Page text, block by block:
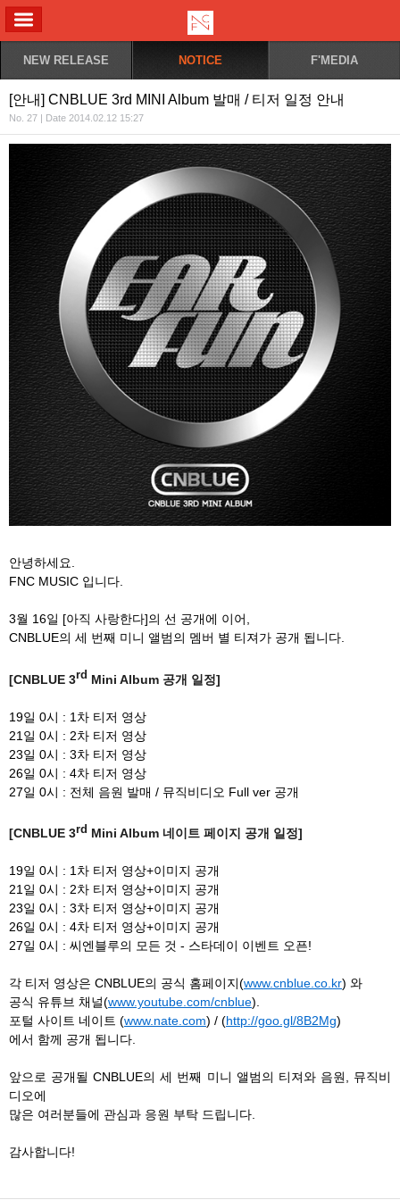
NEW RELEASE NOTICE F'MEDIA
[안내] CNBLUE 3rd MINI Album 발매 / 티저 일정 안내
No. 27 | Date 2014.02.12 15:27
안녕하세요.
FNC MUSIC 입니다.
3월 16일 [아직 사랑한다]의 선 공개에 이어,
CNBLUE의 세 번째 미니 앨범의 멤버 별 티져가 공개 됩니다.
[CNBLUE 3rd Mini Album 공개 일정]
19일 0시 : 1차 티저 영상
21일 0시 : 2차 티저 영상
23일 0시 : 3차 티저 영상
26일 0시 : 4차 티저 영상
27일 0시 : 전체 음원 발매 / 뮤직비디오 Full ver 공개
[CNBLUE 3rd Mini Album 네이트 페이지 공개 일정]
19일 0시 : 1차 티저 영상+이미지 공개
21일 0시 : 2차 티저 영상+이미지 공개
23일 0시 : 3차 티저 영상+이미지 공개
26일 0시 : 4차 티저 영상+이미지 공개
27일 0시 : 씨엔블루의 모든 것 - 스타데이 이벤트 오픈!
각 티저 영상은 CNBLUE의 공식 홈페이지(www.cnblue.co.kr) 와
공식 유튜브 채널(www.youtube.com/cnblue).
포털 사이트 네이트 (www.nate.com) / (http://goo.gl/8B2Mg)
에서 함께 공개 됩니다.
앞으로 공개될 CNBLUE의 세 번째 미니 앨범의 티져와 음원, 뮤직비
디오에
많은 여러분들에 관심과 응원 부탁 드립니다.
감사합니다!